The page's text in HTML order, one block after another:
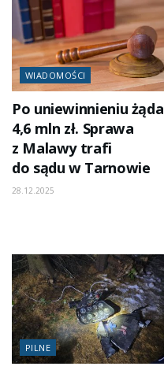
WIADOMOŚCI
Po uniewinnieniu żąda
4,6 mln zł. Sprawa
z Malawy trafi
do sądu w Tarnowie
28.12.2025
PILNE